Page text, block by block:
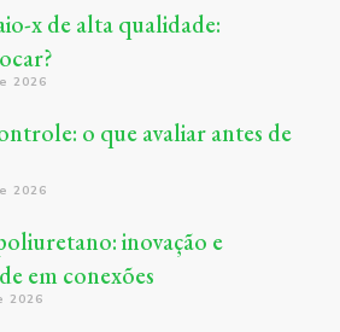
x de alta qualidade:
2026
o que avaliar antes de
2026
inovação e
em conexões
2026